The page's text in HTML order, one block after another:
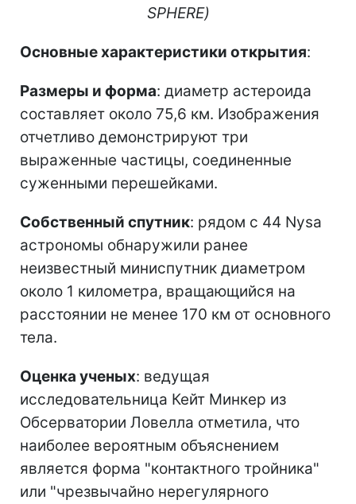
SPHERE)
Основные характеристики открытия:
Размеры и форма: диаметр астероида
составляет около 75,6 км. Изображения
отчетливо демонстрируют три
выраженные частицы, соединенные
суженными перешейками.
Собственный спутник: рядом с 44 Nysa
астрономы обнаружили ранее
неизвестный миниспутник диаметром
около 1 километра, вращающийся на
расстоянии не менее 170 км от основного
тела.
Оценка ученых: ведущая
исследовательница Кейт Минкер из
Обсерватории Ловелла отметила, что
наиболее вероятным объяснением
является форма "контактного тройника"
или "чрезвычайно нерегулярного